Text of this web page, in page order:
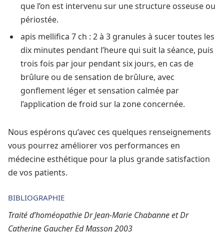
que l’on est intervenu sur une structure osseuse ou
périostée.
apis mellifica 7 ch : 2 à 3 granules à sucer toutes les
dix minutes pendant l’heure qui suit la séance, puis
trois fois par jour pendant six jours, en cas de
brûlure ou de sensation de brûlure, avec
gonflement léger et sensation calmée par
l’application de froid sur la zone concernée.
Nous espérons qu’avec ces quelques renseignements
vous pourrez améliorer vos performances en
médecine esthétique pour la plus grande satisfaction
de vos patients.
BIBLIOGRAPHIE
Traité d’homéopathie Dr Jean-Marie Chabanne et Dr
Catherine Gaucher Ed Masson 2003